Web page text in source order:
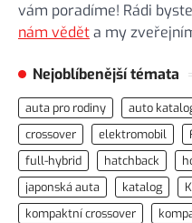
vám poradíme! Rádi
nám věděta my
Nejoblíbenější témata
auta pro rodiny auto
crossover
elektromobil
full-hybrid
hatchback
japonská auta
katalog
kompaktní crossover